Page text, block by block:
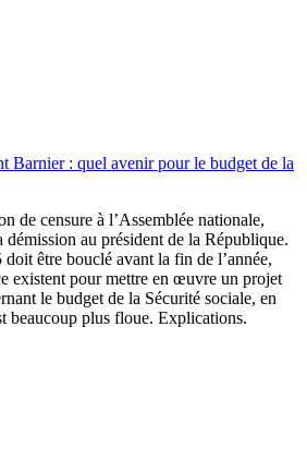
Barnier : quel avenir pour le budget de la
de censure à l’Assemblée nationale,
au président de la République.
être bouclé avant la fin de l’année,
existent pour mettre en œuvre un projet
le budget de la Sécurité sociale, en
beaucoup plus floue. Explications.